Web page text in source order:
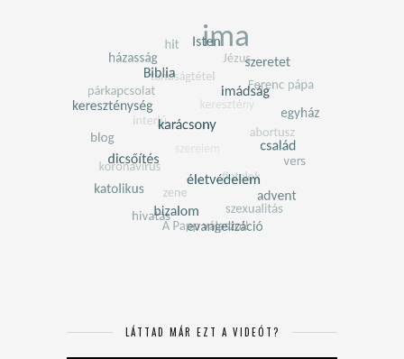
LÁTTAD MÁR EZT A VIDEÓT?